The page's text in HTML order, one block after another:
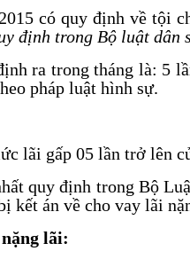
có quy định về tội
định trong Bộ luật dân
ra trong tháng là: 5
pháp luật hình sự.
lãi gấp 05 lần trở lên
quy định trong Bộ
kết án về cho vay lãi
lãi: